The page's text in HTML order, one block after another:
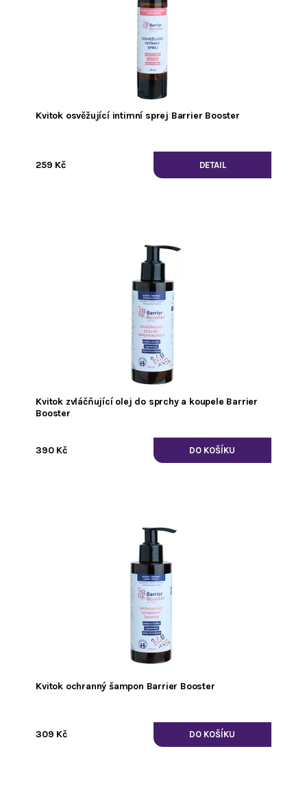
Kvitok osvěžující intimní sprej Barrier Booster
259 Kč DETAIL
Kvitok zvláčňující olej do sprchy a koupele Barrier
Booster
390 Kč
Kvitok ochranný šampon Barrier Booster
309 Kč